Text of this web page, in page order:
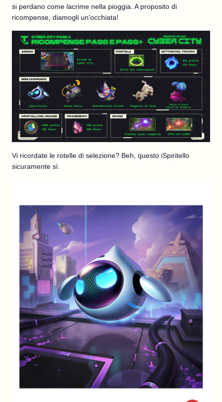
si perdano come lacrime nella pioggia. A proposito di
ricompense, diamogli un'occhiata!
Vi ricordate le rotelle di selezione? Beh, questo iSpiritello
sicuramente sì.